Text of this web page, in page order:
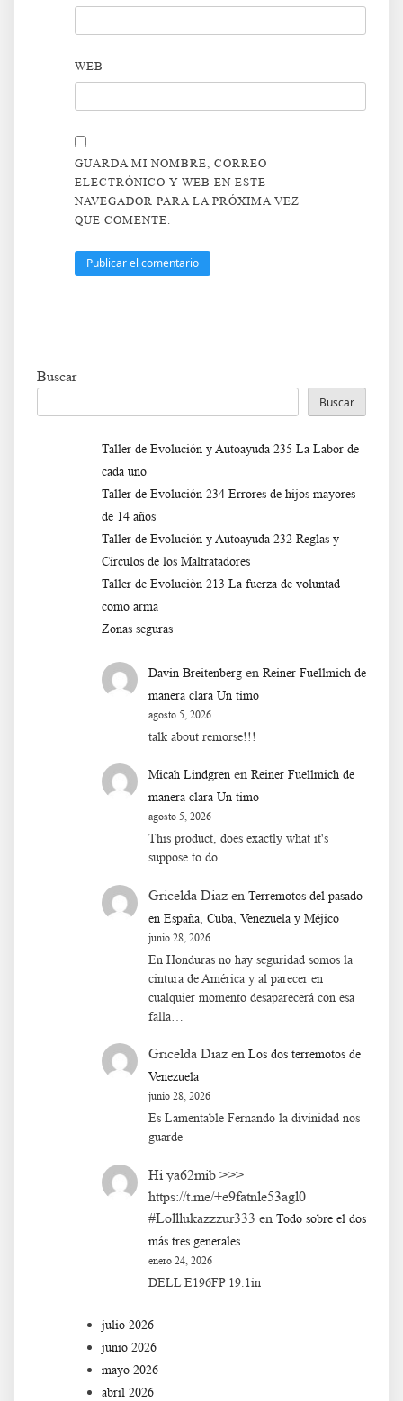
WEB
GUARDA MI NOMBRE, CORREO
ELECTRÓNICO Y WEB EN ESTE
NAVEGADOR PARA LA PRÓXIMA VEZ
QUE COMENTE.
Buscar
Buscar
Taller de Evolución y Autoayuda 235 La Labor de
cada uno
Taller de Evolución 234 Errores de hijos mayores
de 14 años
Taller de Evolución y Autoayuda 232 Reglas y
Círculos de los Maltratadores
Taller de Evoluciòn 213 La fuerza de voluntad
como arma
Zonas seguras
Davin Breitenberg en Reiner Fuellmich de
manera clara Un timo
agosto 5, 2026
talk about remorse!!!
Micah Lindgren en Reiner Fuellmich de
manera clara Un timo
agosto 5, 2026
This product, does exactly what it's
suppose to do.
Gricelda Diaz en Terremotos del pasado
en España, Cuba, Venezuela y Méjico
junio 28, 2026
En Honduras no hay seguridad somos la
cintura de América y al parecer en
cualquier momento desaparecerá con esa
falla…
Gricelda Diaz en Los dos terremotos de
Venezuela
junio 28, 2026
Es Lamentable Fernando la divinidad nos
guarde
Hi ya62mib >>>
https://t.me/+e9fatnle53agl0
#Lolllukazzzur333 en Todo sobre el dos
más tres generales
enero 24, 2026
DELL E196FP 19.1in
julio 2026
junio 2026
mayo 2026
abril 2026